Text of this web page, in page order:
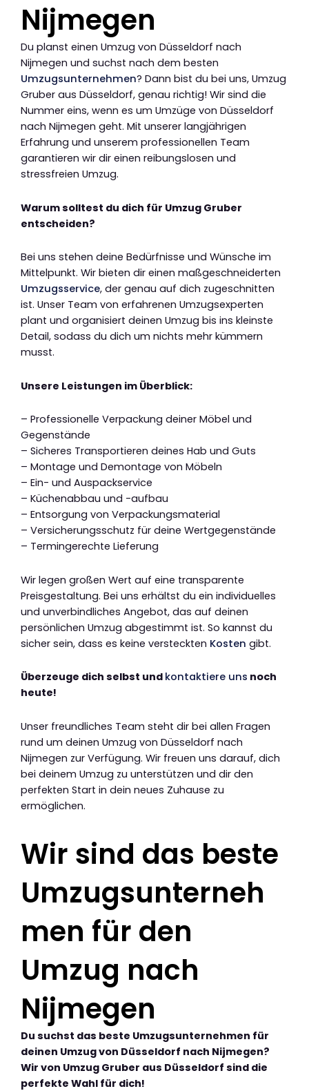
Nijmegen
Du planst einen Umzug von Düsseldorf nach
Nijmegen und suchst nach dem besten
Umzugsunternehmen? Dann bist du bei uns, Umzug
Gruber aus Düsseldorf, genau richtig! Wir sind die
Nummer eins, wenn es um Umzüge von Düsseldorf
nach Nijmegen geht. Mit unserer langjährigen
Erfahrung und unserem professionellen Team
garantieren wir dir einen reibungslosen und
stressfreien Umzug.
Warum solltest du dich für Umzug Gruber
entscheiden?
Bei uns stehen deine Bedürfnisse und Wünsche im
Mittelpunkt. Wir bieten dir einen maßgeschneiderten
Umzugsservice, der genau auf dich zugeschnitten
ist. Unser Team von erfahrenen Umzugsexperten
plant und organisiert deinen Umzug bis ins kleinste
Detail, sodass du dich um nichts mehr kümmern
musst.
Unsere Leistungen im Überblick:
– Professionelle Verpackung deiner Möbel und
Gegenstände
– Sicheres Transportieren deines Hab und Guts
– Montage und Demontage von Möbeln
– Ein- und Auspackservice
– Küchenabbau und -aufbau
– Entsorgung von Verpackungsmaterial
– Versicherungsschutz für deine Wertgegenstände
– Termingerechte Lieferung
Wir legen großen Wert auf eine transparente
Preisgestaltung. Bei uns erhältst du ein individuelles
und unverbindliches Angebot, das auf deinen
persönlichen Umzug abgestimmt ist. So kannst du
sicher sein, dass es keine versteckten Kosten gibt.
Überzeuge dich selbst und kontaktiere uns noch
heute!
Unser freundliches Team steht dir bei allen Fragen
rund um deinen Umzug von Düsseldorf nach
Nijmegen zur Verfügung. Wir freuen uns darauf, dich
bei deinem Umzug zu unterstützen und dir den
perfekten Start in dein neues Zuhause zu
ermöglichen.
Wir sind das beste
Umzugsunterneh
men für den
Umzug nach
Nijmegen
Du suchst das beste Umzugsunternehmen für
deinen Umzug von Düsseldorf nach Nijmegen?
Wir von Umzug Gruber aus Düsseldorf sind die
perfekte Wahl für dich!